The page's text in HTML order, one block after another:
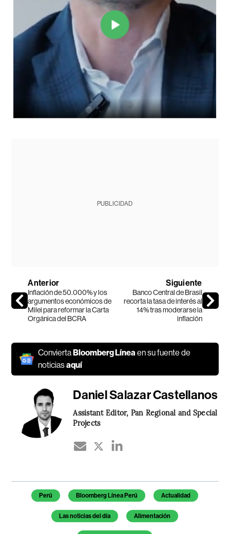
PUBLICIDAD
Anterior
Inflación de 50.000% y los
argumentos económicos de
Milei para reformar la Carta
Orgánica del BCRA
Siguiente
Banco Central de Brasil
recorta la tasa de interés al
14% tras moderarse la
inflación
ConviertaBloomberg Líneaen su fuente de
noticiasaquí
Daniel Salazar Castellanos
Assistant Editor, Pan Regional and Special
Projects
Temas de este artículo
Perú Bloomberg Línea Perú Actualidad
Las noticias del día Alimentación